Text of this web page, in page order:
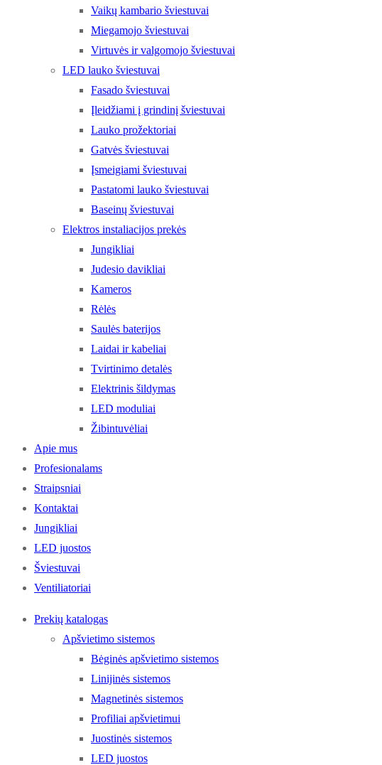
Vaikų kambario šviestuvai
Miegamojo šviestuvai
Virtuvės ir valgomojo šviestuvai
LED lauko šviestuvai
Fasado šviestuvai
Įleidžiami į grindinį šviestuvai
Lauko prožektoriai
Gatvės šviestuvai
Įsmeigiami šviestuvai
Pastatomi lauko šviestuvai
Baseinų šviestuvai
Elektros instaliacijos prekės
Jungikliai
Judesio davikliai
Kameros
Rėlės
Saulės baterijos
Laidai ir kabeliai
Tvirtinimo detalės
Elektrinis šildymas
LED moduliai
Žibintuvėliai
Apie mus
Profesionalams
Straipsniai
Kontaktai
Jungikliai
LED juostos
Šviestuvai
Ventiliatoriai
Prekių katalogas
Apšvietimo sistemos
Bėginės apšvietimo sistemos
Linijinės sistemos
Magnetinės sistemos
Profiliai apšvietimui
Juostinės sistemos
LED juostos